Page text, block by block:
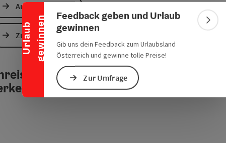
U
r
l
a
u
b
g
e
w
i
n
n
e n
Feedback geben und Urlaub
gewinnen
Gib uns dein Feedback zum Urlaubsland
Österreich und gewinne tolle Preise!
Zur Umfrage
Verkehrsmitteln
öffnenöffnen
Anfrage senden
Zur Website
mit öffentlichen